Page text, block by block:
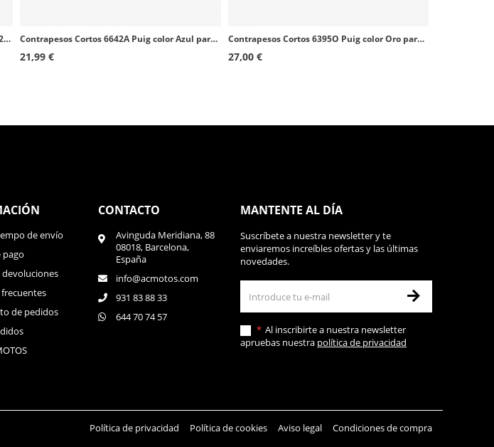
Contrapesos universales Thruster 9411N+9420N Puig color Negro Contrapesos Cortos 6642A Puig color Azul para BMW F800GT (13-17)
21,99 €
Contrapesos Cortos 6395O Puig color Oro para BMW C600 Sport (12-15), C650 GT/Sport (12-23)
27,00 €
de envío
pago
devoluciones
de pedidos
CONTACTO
Avinguda Meridiana, 88
08018, Barcelona,
España
info@acmotos.com
931 83 88 33
644 70 74 57
MANTENTE AL DÍA
Suscríbete a nuestra newsletter y te
enviaremos increíbles ofertas y las últimas
novedades.
Al inscribirte a nuestra newsletter
apruebas nuestra política de privacidad
Política de privacidad Política de cookies Aviso legal Condiciones de compra